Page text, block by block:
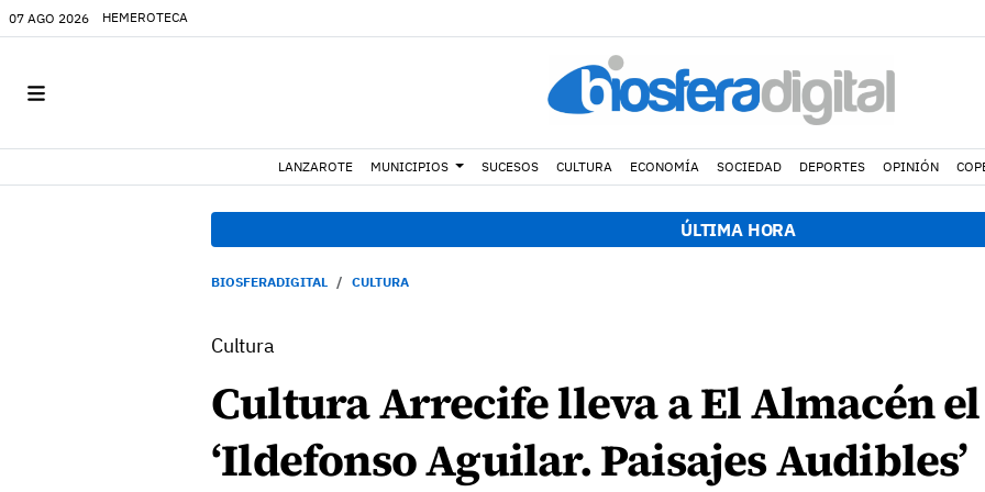
07 AGO 2026 HEMEROTECA
LANZAROTE MUNICIPIOS SUCESOS CULTURA ECONOMÍA SOCIEDAD DEPORTES OPINIÓN
ÚLTIMA HORA
BIOSFERADIGITAL CULTURA
Cultura
Cultura Arrecife lleva a El Almacén
‘Ildefonso Aguilar. Paisajes Audibles’